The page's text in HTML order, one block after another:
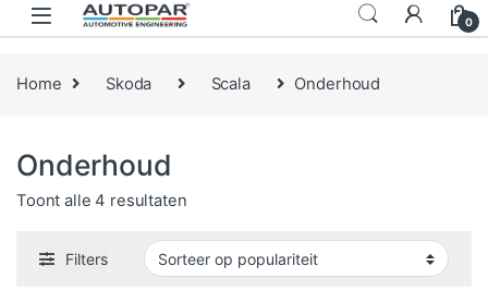
0
Home Skoda Scala Onderhoud
Onderhoud
Toont alle 4 resultatenGesorteerd op populariteit
Filters